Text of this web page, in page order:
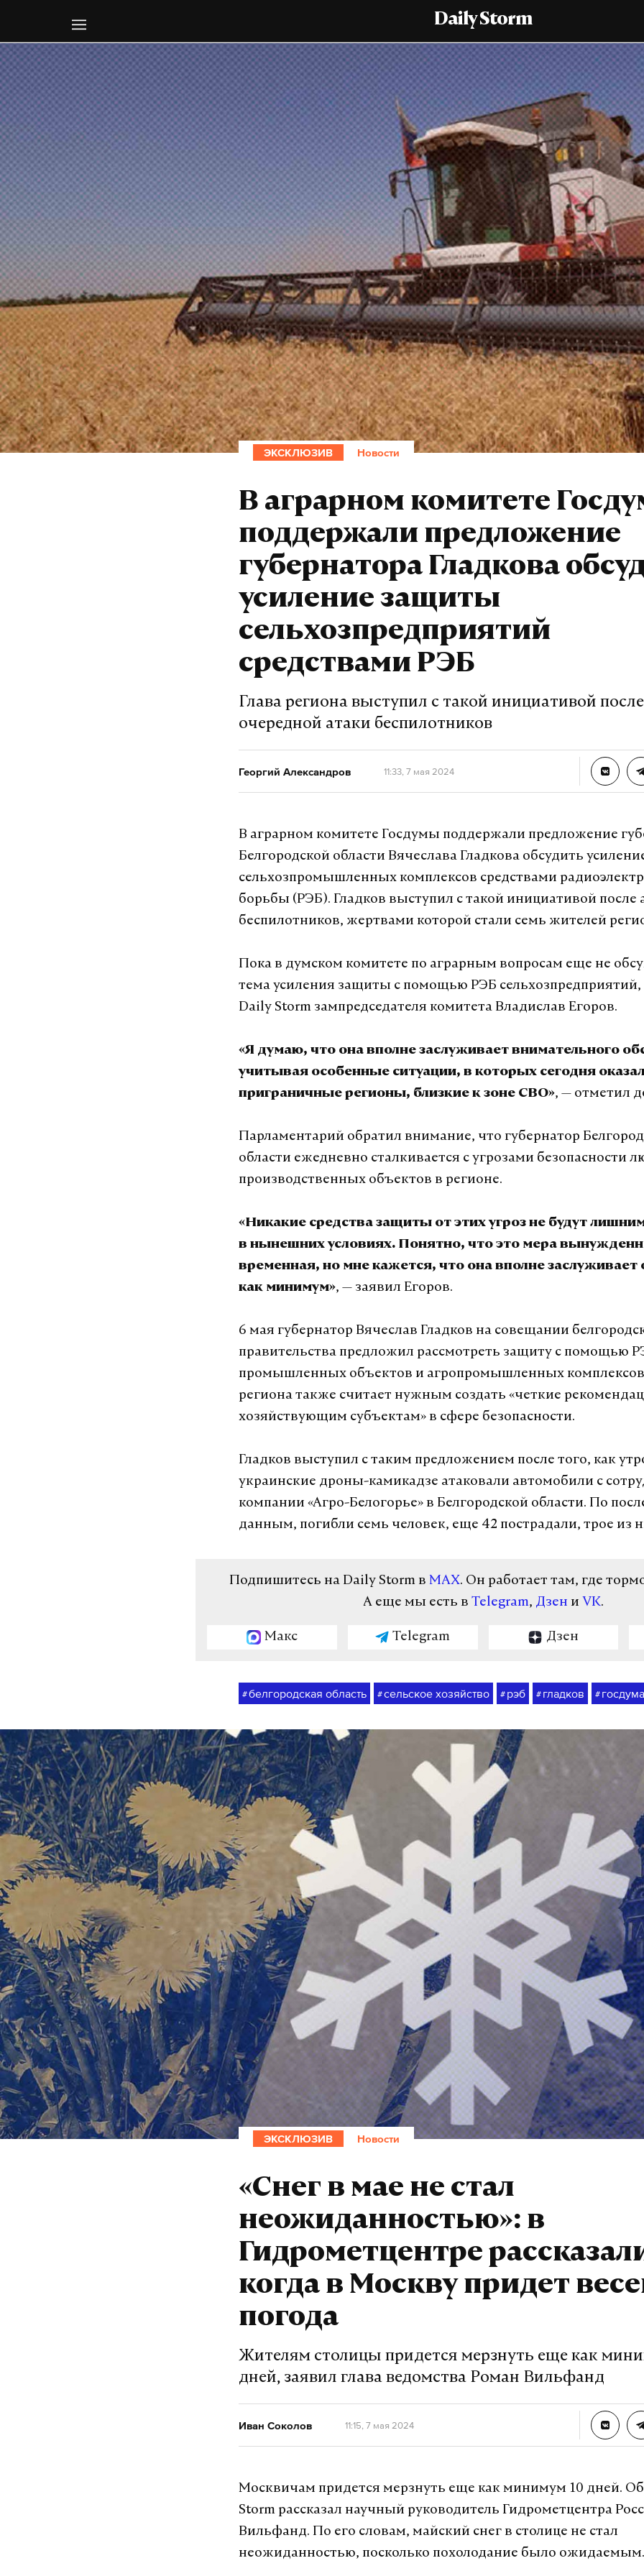
Daily Storm
ЭКСКЛЮЗИВ Новости
В аграрном комитете
поддержали предложение
губернатора Гладкова
усиление защиты
сельхозпредприятий
средствами РЭБ
Глава региона выступил с такой инициативой после
очередной атаки беспилотников
Георгий Александров 11:33, 7 мая 2024
В аграрном комитете Госдумы поддержали предложение
Белгородской области Вячеслава Гладкова обсудить
сельхозпромышленных комплексов средствами
борьбы (РЭБ). Гладков выступил с такой инициативой после
беспилотников, жертвами которой стали семь жителей
Пока в думском комитете по аграрным вопросам еще не
тема усиления защиты с помощью РЭБ сельхозпредприятий,
Daily Storm зампредседателя комитета Владислав Егоров.
«Я думаю, что она вполне заслуживает внимательного
учитывая особенные ситуации, в которых сегодня
приграничные регионы, близкие к зоне СВО», — отметил
Парламентарий обратил внимание, что губернатор
области ежедневно сталкивается с угрозами безопасности
производственных объектов в регионе.
«Никакие средства защиты от этих угроз не будут
в нынешних условиях. Понятно, что это мера
временная, но мне кажется, что она вполне
как минимум», — заявил Егоров.
6 мая губернатор Вячеслав Гладков на совещании
правительства предложил рассмотреть защиту с помощью
промышленных объектов и агропромышленных
региона также считает нужным создать «четкие
хозяйствующим субъектам» в сфере безопасности.
Гладков выступил с таким предложением после того, как
украинские дроны-камикадзе атаковали автомобили с
компании «Агро-Белогорье» в Белгородской области. По
данным, погибли семь человек, еще 42 пострадали, трое из
Подпишитесь на Daily Storm в MAX. Он работает там, где
А еще мы есть в Telegram, Дзен и VK.
Макс Telegram Дзен
#белгородская область #сельское хозяйство # рэб # гладков # госдума
ЭКСКЛЮЗИВ Новости
«Снег в мае не стал
неожиданностью»: в
Гидрометцентре
когда в Москву придет
погода
Жителям столицы придется мерзнуть еще как
дней, заявил глава ведомства Роман Вильфанд
Иван Соколов 11:15, 7 мая 2024
Москвичам придется мерзнуть еще как минимум 10 дней.
Storm рассказал научный руководитель Гидрометцентра
Вильфанд. По его словам, майский снег в столице не стал
неожиданностью, посколько похолодание было ожидаемым.